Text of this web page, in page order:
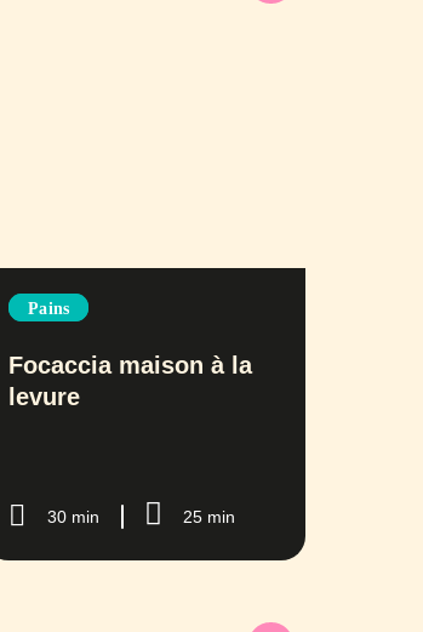
Pains
Focaccia maison à la
levure
30 min 25 min